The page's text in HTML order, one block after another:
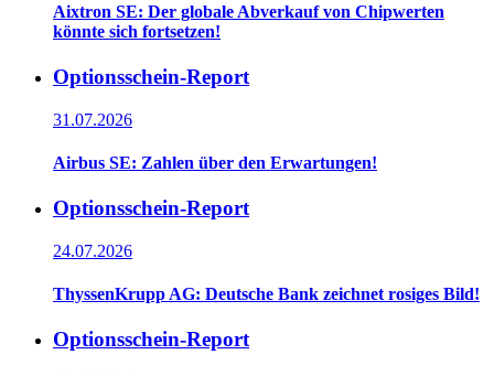
Aixtron SE: Der globale Abverkauf von Chipwerten
könnte sich fortsetzen!
Optionsschein-Report
31.07.2026
Airbus SE: Zahlen über den Erwartungen!
Optionsschein-Report
24.07.2026
ThyssenKrupp AG: Deutsche Bank zeichnet rosiges Bild!
Optionsschein-Report